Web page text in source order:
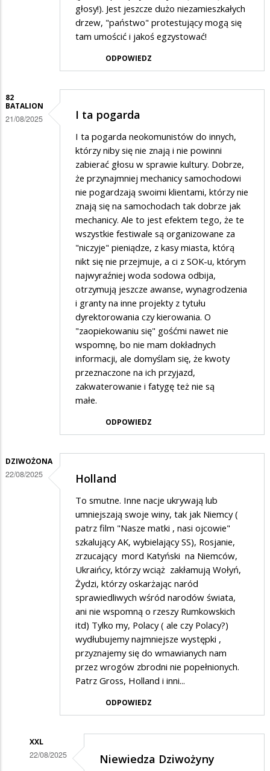
głosy!). Jest jeszcze dużo niezamieszkałych
drzew, "państwo" protestujący mogą się
tam umościć i jakoś egzystować!
ODPOWIEDZ
82
BATALION
21/08/2025 I ta pogarda
I ta pogarda neokomunistów do innych,
którzy niby się nie znają i nie powinni
zabierać głosu w sprawie kultury. Dobrze,
że przynajmniej mechanicy samochodowi
nie pogardzają swoimi klientami, którzy nie
znają się na samochodach tak dobrze jak
mechanicy. Ale to jest efektem tego, że te
wszystkie festiwale są organizowane za
"niczyje" pieniądze, z kasy miasta, którą
nikt się nie przejmuje, a ci z SOK-u, którym
najwyraźniej woda sodowa odbija,
otrzymują jeszcze awanse, wynagrodzenia
i granty na inne projekty z tytułu
dyrektorowania czy kierowania. O
"zaopiekowaniu się" gośćmi nawet nie
wspomnę, bo nie mam dokładnych
informacji, ale domyślam się, że kwoty
przeznaczone na ich przyjazd,
zakwaterowanie i fatygę też nie są
małe.
ODPOWIEDZ
DZIWOŻONA
22/08/2025 Holland
To smutne. Inne nacje ukrywają lub
umniejszają swoje winy, tak jak Niemcy (
patrz film "Nasze matki , nasi ojcowie"
szkalujący AK, wybielający SS), Rosjanie,
zrzucający mord Katyński na Niemców,
Ukraińcy, którzy wciąż zakłamują Wołyń,
Żydzi, którzy oskarżając naród
sprawiedliwych wśród narodów świata,
ani nie wspomną o rzeszy Rumkowskich
itd) Tylko my, Polacy ( ale czy Polacy?)
wydłubujemy najmniejsze występki ,
przyznajemy się do wmawianych nam
przez wrogów zbrodni nie popełnionych.
Patrz Gross, Holland i inni...
ODPOWIEDZ
XXL
22/08/2025 Niewiedza Dziwożyny